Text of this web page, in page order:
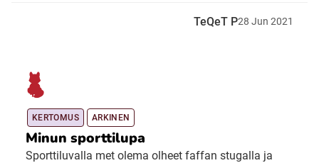
TeQeT P28 Jun 2021
KERTOMUS ARKINEN
Minun sporttilupa
Sporttiluvalla met olema olheet faffan stugalla ja